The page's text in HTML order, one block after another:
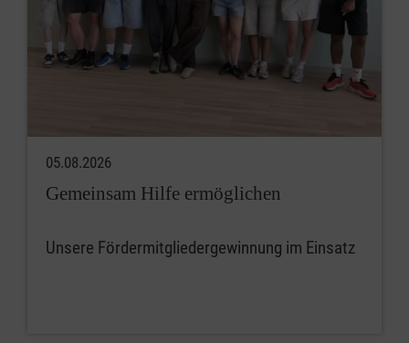
05.08.2026
Gemeinsam Hilfe ermöglichen
Unsere Fördermitgliedergewinnung im Einsatz